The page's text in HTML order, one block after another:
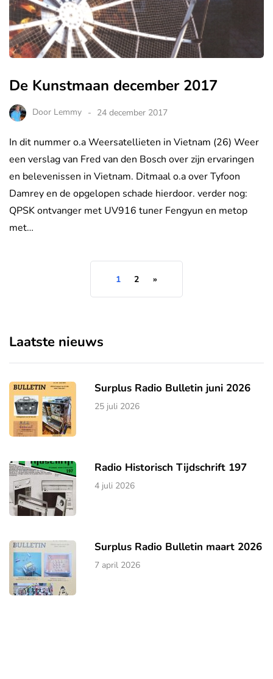
De Kunstmaan december 2017
Door Lemmy 24 december 2017
In dit nummer o.a Weersatellieten in Vietnam (26) Weer
een verslag van Fred van den Bosch over zijn ervaringen
en belevenissen in Vietnam. Ditmaal o.a over Tyfoon
Damrey en de opgelopen schade hierdoor. verder nog:
QPSK ontvanger met UV916 tuner Fengyun en metop
met…
1 2 »
Laatste nieuws
Surplus Radio Bulletin juni 2026
25 juli 2026
Radio Historisch Tijdschrift 197
4 juli 2026
Surplus Radio Bulletin maart 2026
7 april 2026